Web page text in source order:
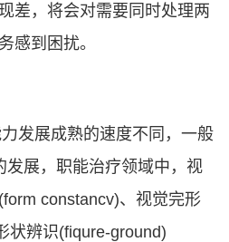
差，将会对需要同时处理两
感到困扰。
展成熟的速度不同，一般
发展，职能治疗领域中，视
constancv)、视觉完形
状辨识(fiqure-ground)